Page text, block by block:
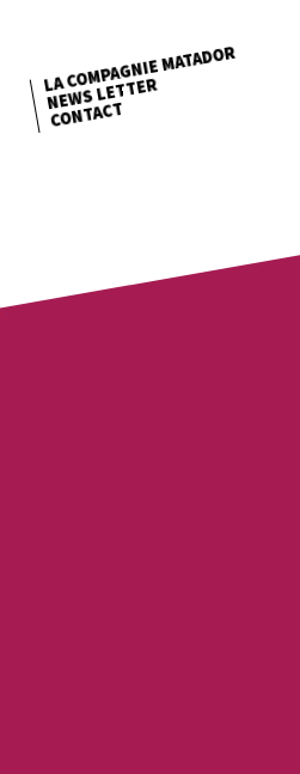
LA COMPAGNIE MATADOR
NEWS LETTER
CONTACT